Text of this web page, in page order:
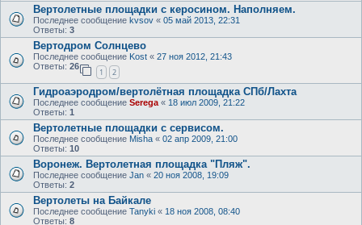
Вертолетные площадки с керосином. Наполняем.
Последнее сообщение kvsov « 05 май 2013, 22:31
Ответы: 3
Вертодром Солнцево
Последнее сообщение Kost « 27 ноя 2012, 21:43
Ответы: 26
1 2
Гидроаэродром/вертолётная площадка СПб/Лахта
Последнее сообщение Serega « 18 июл 2009, 21:22
Ответы: 1
Вертолетные площадки с сервисом.
Последнее сообщение Misha « 02 апр 2009, 21:00
Ответы: 10
Воронеж. Вертолетная площадка "Пляж".
Последнее сообщение Jan « 20 ноя 2008, 19:09
Ответы: 2
Вертолеты на Байкале
Последнее сообщение Tanyki « 18 ноя 2008, 08:40
Ответы: 8